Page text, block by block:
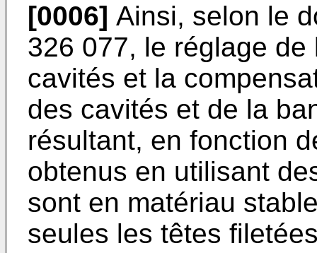
[0006] Ainsi, selon le
326 077, le réglage
cavités et la
des cavités et de la
résultant, en fonction
obtenus en utilisant
sont en matériau
seules les têtes